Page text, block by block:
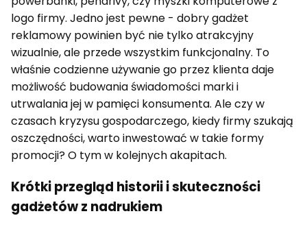
logo firmy. Jedno jest pewne - dobry gadżet
reklamowy powinien być nie tylko atrakcyjny
wizualnie, ale przede wszystkim funkcjonalny. To
właśnie codzienne używanie go przez klienta daje
możliwość budowania świadomości marki i
utrwalania jej w pamięci konsumenta. Ale czy w
czasach kryzysu gospodarczego, kiedy firmy szukają
oszczędności, warto inwestować w takie formy
promocji? O tym w kolejnych akapitach.
Krótki przegląd historii i skuteczności
gadżetów z nadrukiem